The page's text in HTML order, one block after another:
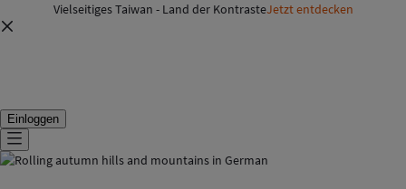
Vielseitiges Taiwan - Land der KontrasteJetzt entdecken
Einloggen